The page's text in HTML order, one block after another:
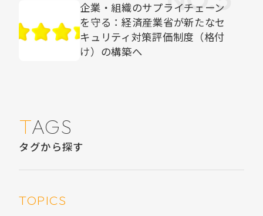
企業・組織のサプライチェーン
を守る：経済産業省が新たなセ
キュリティ対策評価制度（格付
け）の構築へ
TAGS
タグから探す
TOPICS